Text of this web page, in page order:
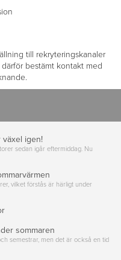
till rekryteringskanaler
bestämt kontakt med
växel igen!
sedan igår eftermiddag. Nu
vilket förstås är härligt under
sommaren
semestrar, men det är också en tid